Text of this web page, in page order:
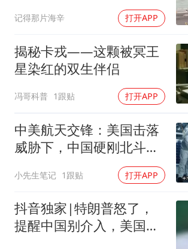
记得那片海辛 打开APP
揭秘卡戎——这颗被冥王
星染红的双生伴侣
冯哥科普 1跟贴 打开APP
中美航天交锋：美国击落
威胁下，中国硬刚北斗升
小先生笔记 1跟贴 打开APP
抖音独家|特朗普怒了，
提醒中国别介入，美国要